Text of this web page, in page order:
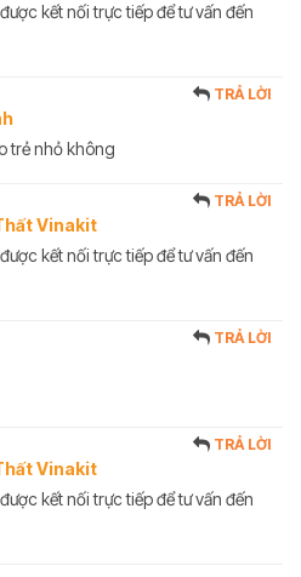
kết nối trực tiếp để tư vấn đến
TRẢ LỜI
trẻ nhỏ không
Vinakit
TRẢ LỜI
kết nối trực tiếp để tư vấn đến
TRẢ LỜI
Vinakit
TRẢ LỜI
kết nối trực tiếp để tư vấn đến